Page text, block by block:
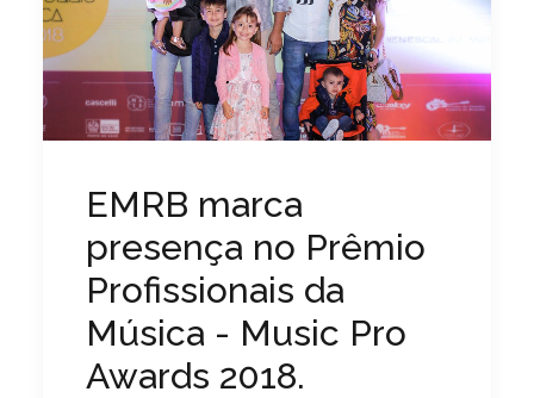
EMRB marca
presença no Prêmio
Profissionais da
Música - Music Pro
Awards 2018.